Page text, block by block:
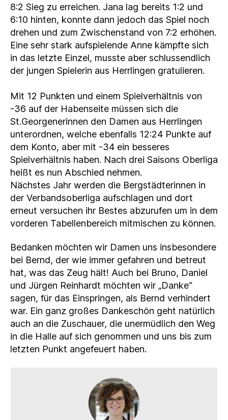
8:2 Sieg zu erreichen. Jana lag bereits 1:2 und
6:10 hinten, konnte dann jedoch das Spiel noch
drehen und zum Zwischenstand von 7:2 erhöhen.
Eine sehr stark aufspielende Anne kämpfte sich
in das letzte Einzel, musste aber schlussendlich
der jungen Spielerin aus Herrlingen gratulieren.
Mit 12 Punkten und einem Spielverhältnis von
-36 auf der Habenseite müssen sich die
St.Georgenerinnen den Damen aus Herrlingen
unterordnen, welche ebenfalls 12:24 Punkte auf
dem Konto, aber mit -34 ein besseres
Spielverhältnis haben. Nach drei Saisons Oberliga
heißt es nun Abschied nehmen.
Nächstes Jahr werden die Bergstädterinnen in
der Verbandsoberliga aufschlagen und dort
erneut versuchen ihr Bestes abzurufen um in dem
vorderen Tabellenbereich mitmischen zu können.
Bedanken möchten wir Damen uns insbesondere
bei Bernd, der wie immer gefahren und betreut
hat, was das Zeug hält! Auch bei Bruno, Daniel
und Jürgen Reinhardt möchten wir „Danke“
sagen, für das Einspringen, als Bernd verhindert
war. Ein ganz großes Dankeschön geht natürlich
auch an die Zuschauer, die unermüdlich den Weg
in die Halle auf sich genommen und uns bis zum
letzten Punkt angefeuert haben.